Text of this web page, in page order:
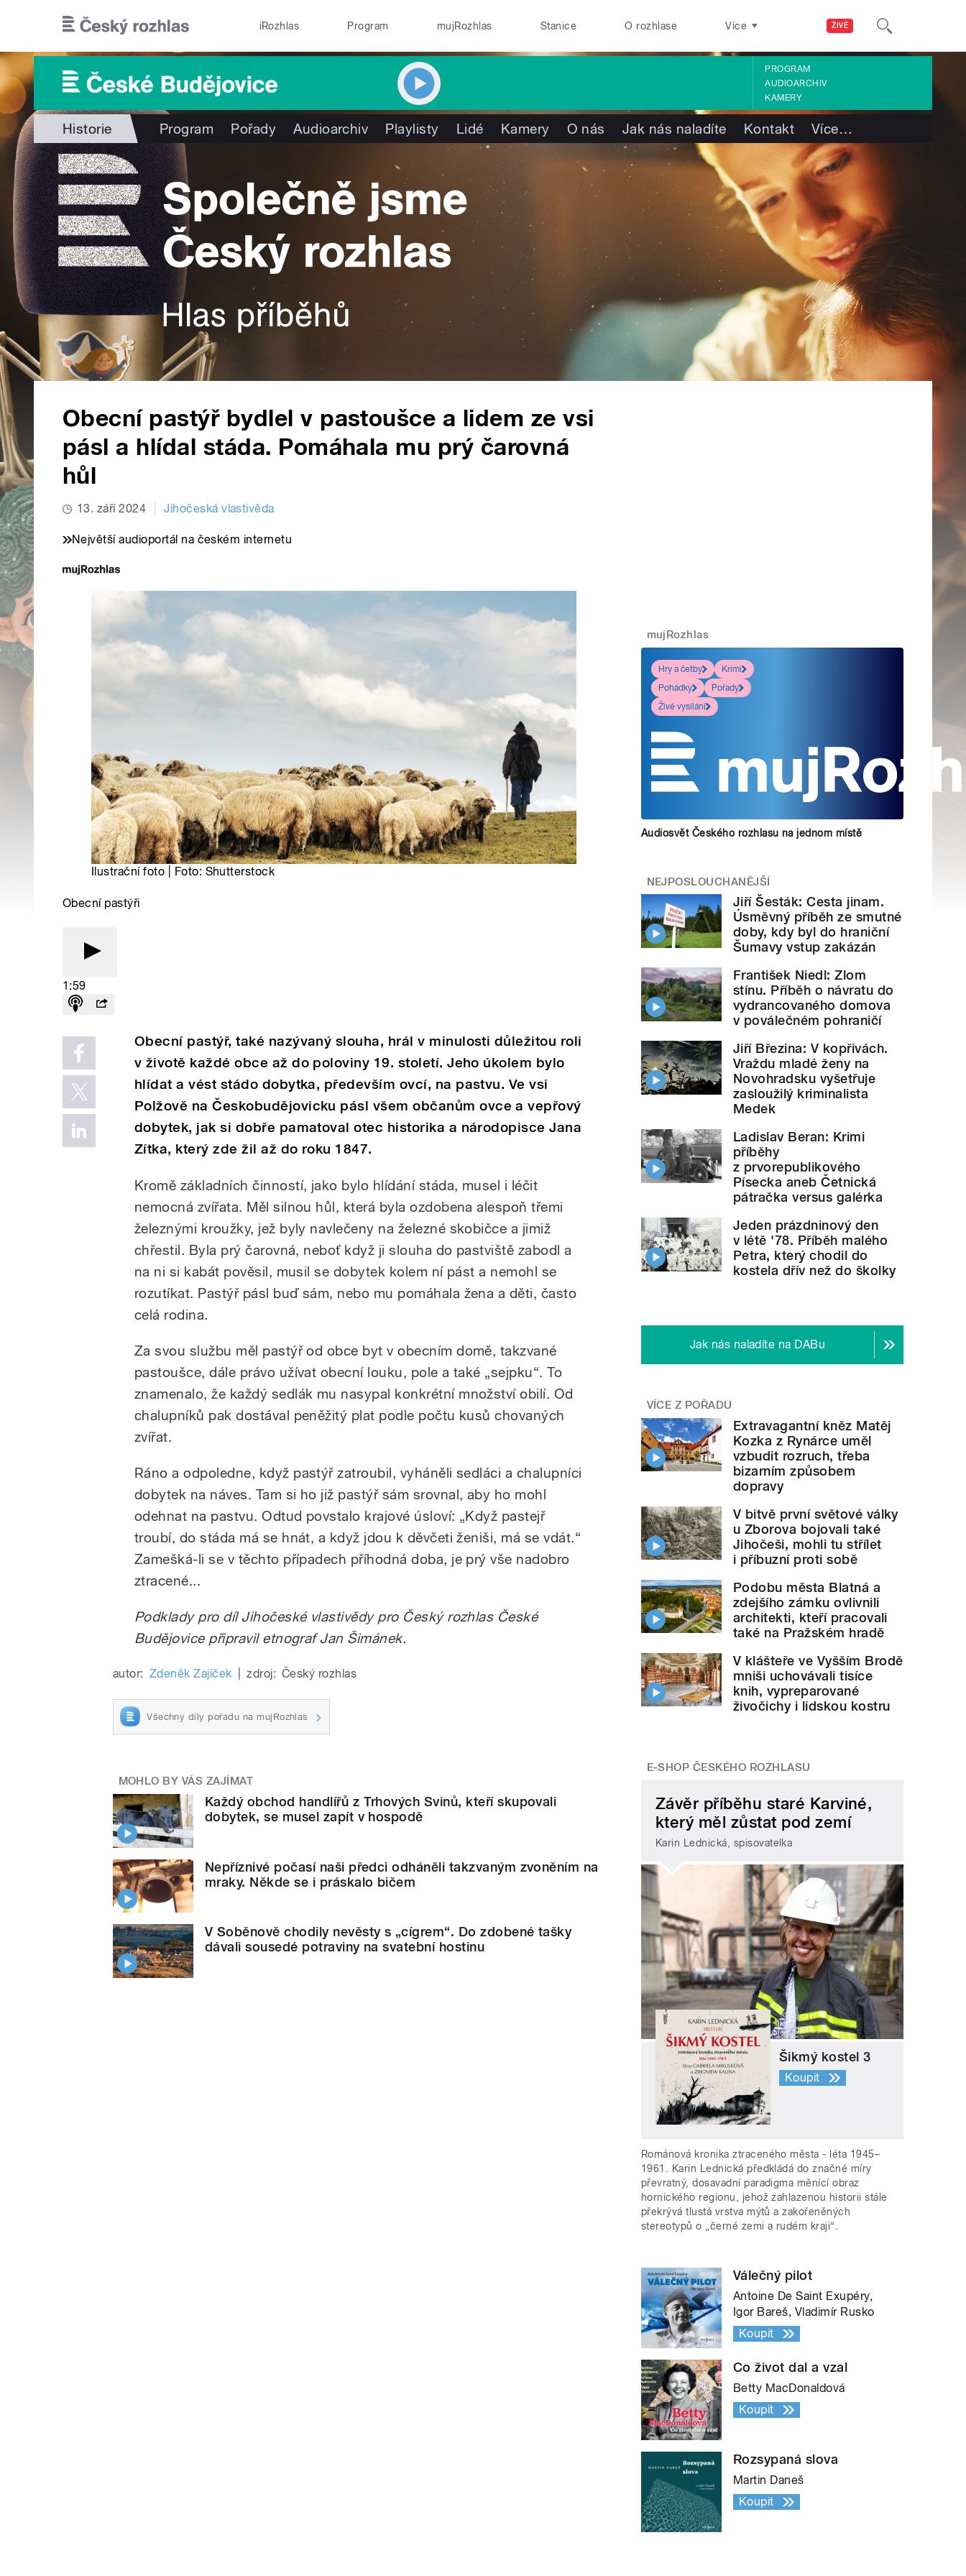
ŽIVĚ
iRozhlas Program mujRozhlas Stanice O rozhlase Více
PROGRAM
AUDIOARCHIV
KAMERY
Historie Program Pořady Audioarchiv Playlisty Lidé Kamery O nás Jak nás naladíte Kontakt Více…
Obecní pastýř bydlel v pastoušce a lidem ze vsi
pásl a hlídal stáda. Pomáhala mu prý čarovná
hůl
13. září 2024 Jihočeská vlastivěda
Největší audioportál na českém internetu
Ilustrační foto | Foto: Shutterstock
Obecní pastýři
1:59
Obecní pastýř, také nazývaný slouha, hrál v minulosti důležitou roli
v životě každé obce až do poloviny 19. století. Jeho úkolem bylo
hlídat a vést stádo dobytka, především ovcí, na pastvu. Ve vsi
Polžově na Českobudějovicku pásl všem občanům ovce a vepřový
dobytek, jak si dobře pamatoval otec historika a národopisce Jana
Zítka, který zde žil až do roku 1847.
Kromě základních činností, jako bylo hlídání stáda, musel i léčit
nemocná zvířata. Měl silnou hůl, která byla ozdobena alespoň třemi
železnými kroužky, jež byly navlečeny na železné skobičce a jimiž
chřestil. Byla prý čarovná, neboť když ji slouha do pastviště zabodl a
na ni si kabát pověsil, musil se dobytek kolem ní pást a nemohl se
rozutíkat. Pastýř pásl buď sám, nebo mu pomáhala žena a děti, často
celá rodina.
Za svou službu měl pastýř od obce byt v obecním domě, takzvané
pastoušce, dále právo užívat obecní louku, pole a také „sejpku“. To
znamenalo, že každý sedlák mu nasypal konkrétní množství obilí. Od
chalupníků pak dostával peněžitý plat podle počtu kusů chovaných
zvířat.
Ráno a odpoledne, když pastýř zatroubil, vyháněli sedláci a chalupníci
dobytek na náves. Tam si ho již pastýř sám srovnal, aby ho mohl
odehnat na pastvu. Odtud povstalo krajové úsloví: „Když pastejř
troubí, do stáda má se hnát, a když jdou k děvčeti ženiši, má se vdát.“
Zamešká-li se v těchto případech příhodná doba, je prý vše nadobro
ztracené...
Podklady pro díl Jihočeské vlastivědy pro Český rozhlas České
Budějovice připravil etnograf Jan Šimánek.
autor: Zdeněk Zajíček zdroj: Český rozhlas
Všechny díly pořadu na mujRozhlas
MOHLO BY VÁS ZAJÍMAT
Každý obchod handlířů z Trhových Svinů, kteří skupovali
dobytek, se musel zapít v hospodě
Nepříznivé počasí naši předci odháněli takzvaným zvoněním na
mraky. Někde se i práskalo bičem
V Soběnově chodily nevěsty s „cígrem“. Do zdobené tašky
dávali sousedé potraviny na svatební hostinu
mujRozhlas
Hry a četby
Krimi
Pohádky
Pořady
Živé vysílání
Audiosvět Českého rozhlasu na jednom místě
NEJPOSLOUCHANĚJŠÍ
Jiří Šesták: Cesta jinam.
Úsměvný příběh ze smutné
doby, kdy byl do hraniční
Šumavy vstup zakázán
František Niedl: Zlom
stínu. Příběh o návratu do
vydrancovaného domova
v poválečném pohraničí
Jiří Březina: V kopřivách.
Vraždu mladé ženy na
Novohradsku vyšetřuje
zasloužilý kriminalista
Medek
Ladislav Beran: Krimi
příběhy
z prvorepublikového
Písecka aneb Četnická
pátračka versus galérka
Jeden prázdninový den
v létě '78. Příběh malého
Petra, který chodil do
kostela dřív než do školky
Jak nás naladíte na DABu
VÍCE Z POŘADU
Extravagantní kněz Matěj
Kozka z Rynárce uměl
vzbudit rozruch, třeba
bizarním způsobem
dopravy
V bitvě první světové války
u Zborova bojovali také
Jihočeši, mohli tu střílet
i příbuzní proti sobě
Podobu města Blatná a
zdejšího zámku ovlivnili
architekti, kteří pracovali
také na Pražském hradě
V klášteře ve Vyšším Brodě
mniši uchovávali tisíce
knih, vypreparované
živočichy i lidskou kostru
E-SHOP ČESKÉHO ROZHLASU
Závěr příběhu staré Karviné,
který měl zůstat pod zemí
Karin Lednická, spisovatelka
Šikmý kostel 3
Koupit
Románová kronika ztraceného města - léta 1945–
1961. Karin Lednická předkládá do značné míry
převratný, dosavadní paradigma měnící obraz
hornického regionu, jehož zahlazenou historii stále
překrývá tlustá vrstva mýtů a zakořeněných
stereotypů o „černé zemi a rudém kraji“.
Válečný pilot
Antoine De Saint Exupéry,
Igor Bareš, Vladimír Rusko
Koupit
Co život dal a vzal
Betty MacDonaldová
Koupit
Rozsypaná slova
Martin Daneš
Koupit